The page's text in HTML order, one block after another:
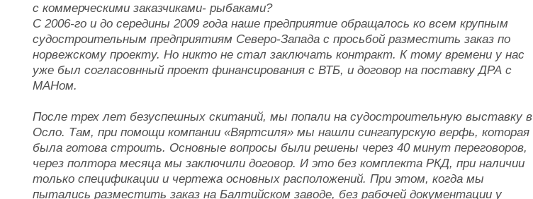
с коммерческими заказчиками- рыбаками?
С 2006-го и до середины 2009 года наше предприятие обращалось ко всем крупным
судостроительным предприятиям Северо-Запада с просьбой разместить заказ по
норвежскому проекту. Но никто не стал заключать контракт. К тому времени у нас
уже был согласовнный проект финансирования с ВТБ, и договор на поставку ДРА с
МАНом.
После трех лет безуспешных скитаний, мы попали на судостроительную выставку в
Осло. Там, при помощи компании «Вяртсиля» мы нашли сингапурскую верфь, которая
была готова строить. Основные вопросы были решены через 40 минут переговоров,
через полтора месяца мы заключили договор. И это без комплекта РКД, при наличии
только спецификации и чертежа основных расположений. При этом, когда мы
пытались разместить заказ на Балтийском заводе, без рабочей документации у